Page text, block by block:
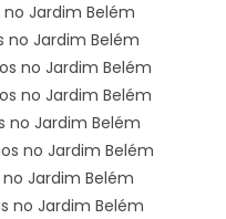
Jardim Belém
no Jardim Belém
no Jardim Belém
no Jardim Belém
no Jardim Belém
no Jardim Belém
Jardim Belém
no Jardim Belém